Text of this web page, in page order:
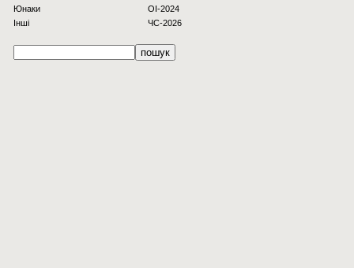
Юнаки
Інші
OI-2024
ЧС-2026